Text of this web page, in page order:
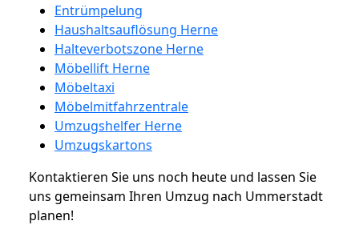
Entrümpelung
Haushaltsauflösung Herne
Halteverbotszone Herne
Möbellift Herne
Möbeltaxi
Möbelmitfahrzentrale
Umzugshelfer Herne
Umzugskartons
Kontaktieren Sie uns noch heute und lassen Sie
uns gemeinsam Ihren Umzug nach Ummerstadt
planen!